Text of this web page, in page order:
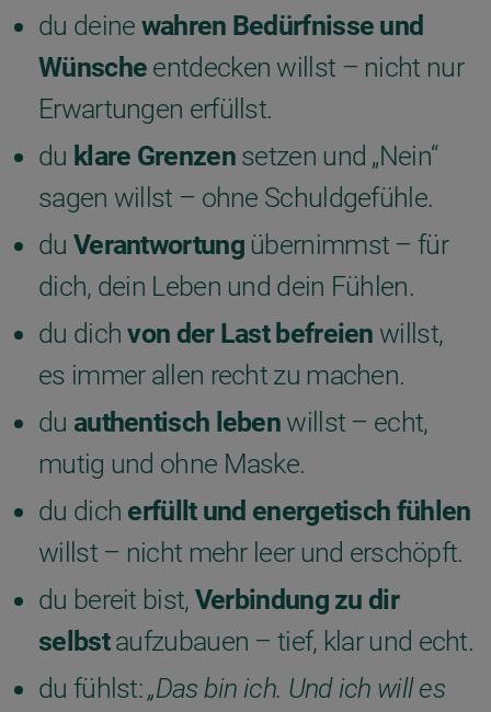
du deine wahren Bedürfnisse und
Wünsche entdecken willst – nicht nur
Erwartungen erfüllst.
du klare Grenzensetzen und „Nein“
sagen willst – ohne Schuldgefühle.
du Verantwortungübernimmst – für
dich, dein Leben und dein Fühlen.
du dichvon der Last befreien willst,
es immer allen recht zu machen.
du authentisch leben willst – echt,
mutig und ohne Maske.
du dich erfüllt und energetisch fühlen
willst – nicht mehr leer und erschöpft.
du bereit bist, Verbindung zu dir
selbstaufzubauen – tief, klar und echt.
du fühlst:„Das bin ich. Und ich will es